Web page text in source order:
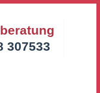
307533